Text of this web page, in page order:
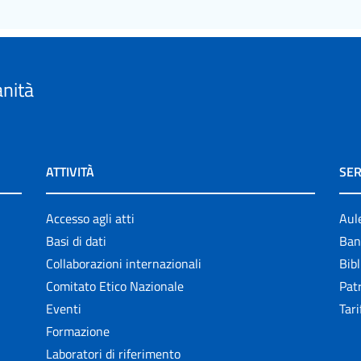
ATTIVITÀ
Accesso agli atti
Basi di dati
Collaborazioni internazionali
Comitato Etico Nazionale
Eventi
Formazione
Laboratori di riferimento